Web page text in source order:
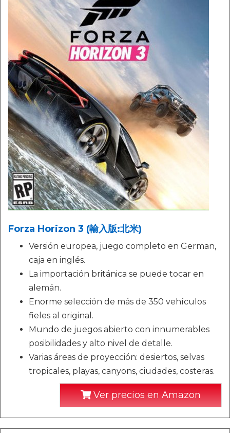
Forza Horizon 3 (輸入版:北米)
Versión europea, juego completo en German,
caja en inglés.
La importación británica se puede tocar en
alemán.
Enorme selección de más de 350 vehículos
fieles al original.
Mundo de juegos abierto con innumerables
posibilidades y alto nivel de detalle.
Varias áreas de proyección: desiertos, selvas
tropicales, playas, canyons, ciudades, costeras.
Ver precios en Amazon